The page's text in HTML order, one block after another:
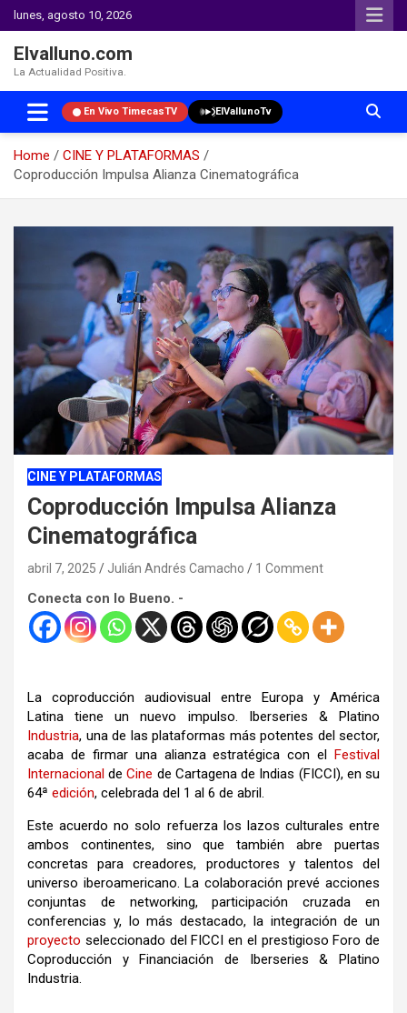
lunes, agosto 10, 2026
Elvalluno.com
La Actualidad Positiva.
En Vivo TimecasTV ElVallunoTv
Home
CINE Y PLATAFORMAS
Coproducción Impulsa Alianza Cinematográfica
CINE Y PLATAFORMAS
Coproducción Impulsa Alianza
Cinematográfica
abril 7, 2025 Julián Andrés Camacho 1 Comment
Conecta con lo Bueno. -
La coproducción audiovisual entre Europa y América
Latina tiene un nuevo impulso. Iberseries & Platino
Industria, una de las plataformas más potentes del sector,
acaba de firmar una alianza estratégica con el Festival
Internacional deCine de Cartagena de Indias (FICCI), en su
64ª edición, celebrada del 1 al 6 de abril.
Este acuerdo no solo refuerza los lazos culturales entre
ambos continentes, sino que también abre puertas
concretas para creadores, productores y talentos del
universo iberoamericano. La colaboración prevé acciones
conjuntas de networking, participación cruzada en
conferencias y, lo más destacado, la integración de un
proyecto seleccionado del FICCI en el prestigioso Foro de
Coproducción y Financiación de Iberseries & Platino
Industria.